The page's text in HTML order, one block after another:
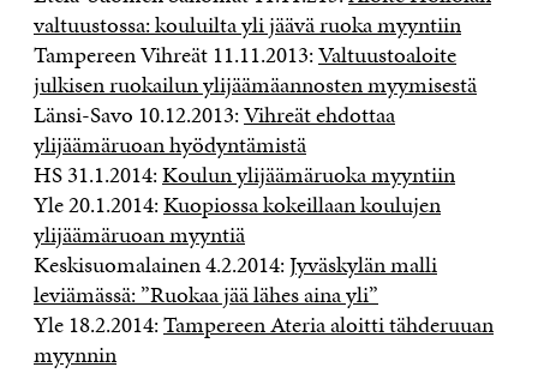
valtuustossa: kouluilta yli jäävä ruoka myyntiin
Tampereen Vihreät 11.11.2013:Valtuustoaloite
julkisen ruokailun ylijäämäannosten myymisestä
Länsi-Savo 10.12.2013:Vihreät ehdottaa
ylijäämäruoan hyödyntämistä
HS 31.1.2014:Koulun ylijäämäruoka myyntiin
Yle 20.1.2014:Kuopiossa kokeillaan koulujen
ylijäämäruoan myyntiä
Keskisuomalainen 4.2.2014:Jyväskylän malli
leviämässä: ”Ruokaa jää lähes aina yli”
Yle 18.2.2014:Tampereen Ateria aloitti tähderuuan
myynnin